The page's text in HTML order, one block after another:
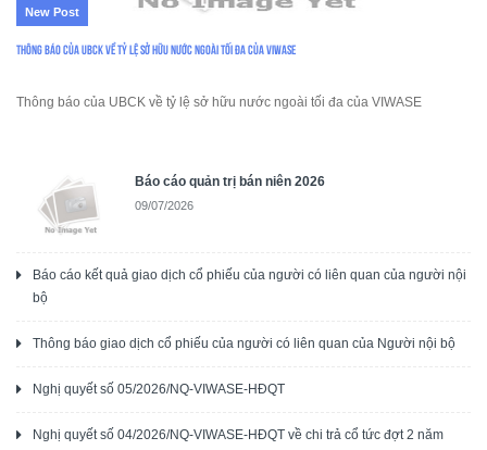
New Post
Thông báo của UBCK về tỷ lệ sở hữu nước ngoài tối đa của VIWASE
Thông báo của UBCK về tỷ lệ sở hữu nước ngoài tối đa của VIWASE
Báo cáo quản trị bán niên 2026
09/07/2026
Báo cáo kết quả giao dịch cổ phiếu của người có liên quan của người nội
bộ
Thông báo giao dịch cổ phiếu của người có liên quan của Người nội bộ
Nghị quyết số 05/2026/NQ-VIWASE-HĐQT
Nghị quyết số 04/2026/NQ-VIWASE-HĐQT về chi trả cổ tức đợt 2 năm